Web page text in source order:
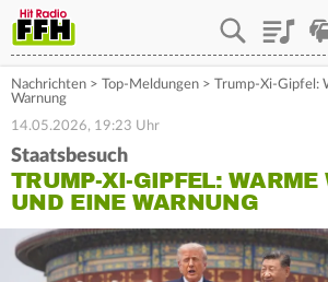
Playlist
Nachrichten > Top-Meldungen > Trump-Xi-Gipfel:
Warnung
14.05.2026, 19:23 Uhr
Staatsbesuch
TRUMP-XI-GIPFEL: WARME
UND EINE WARNUNG